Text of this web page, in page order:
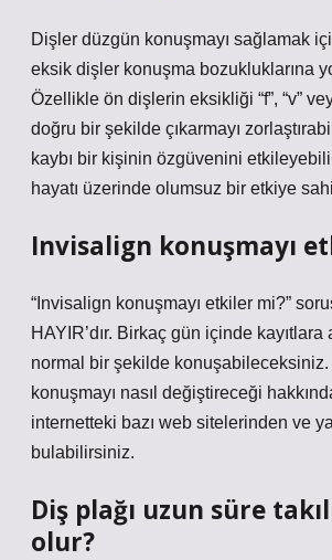
Dişler düzgün konuşmayı sağlamak
eksik dişler konuşma bozukluklarına
Özellikle ön dişlerin eksikliği “f”, “v”
doğru bir şekilde çıkarmayı
kaybı bir kişinin özgüvenini
hayatı üzerinde olumsuz bir etkiye
Invisalign konuşmayı
“Invisalign konuşmayı etkiler mi?”
HAYIR’dır. Birkaç gün içinde kayıtlara
normal bir şekilde konuşabileceksiniz.
konuşmayı nasıl değiştireceği
internetteki bazı web sitelerinden ve
bulabilirsiniz.
Diş plağı uzun süre
olur?